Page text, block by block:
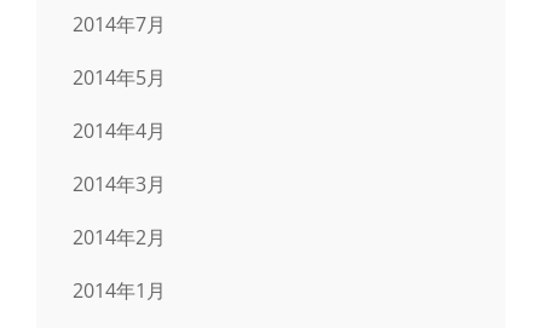
2014年7月
2014年5月
2014年4月
2014年3月
2014年2月
2014年1月